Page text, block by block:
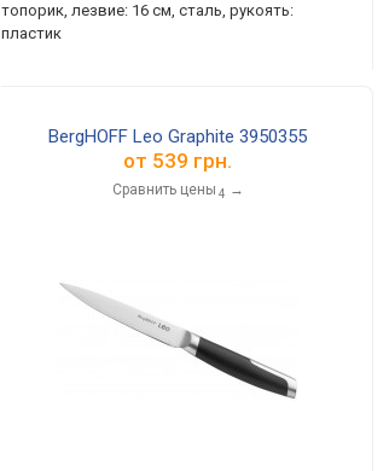
топорик, лезвие: 16 см, сталь, рукоять:
пластик
BergHOFF Leo Graphite 3950355
от 539 грн.
Сравнить цены 4 →